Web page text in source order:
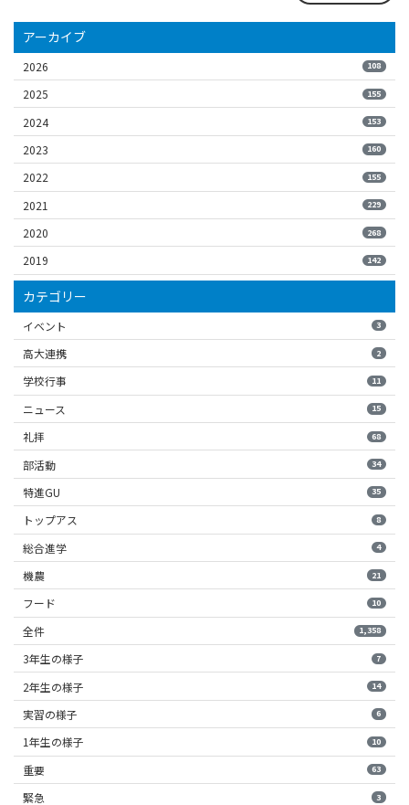
アーカイブ
2026 108
2025 155
2024 153
2023 160
2022 155
2021 229
2020 268
2019 142
カテゴリー
イベント 3
高大連携 2
学校行事 11
ニュース 15
礼拝 68
部活動 34
特進GU 35
トップアス 8
総合進学 4
機農 21
フード 10
全件 1,358
3年生の様子 7
2年生の様子 14
実習の様子 6
1年生の様子 10
重要 63
緊急 3